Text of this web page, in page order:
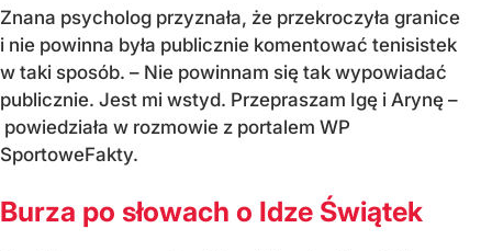
Znana psycholog przyznała, że przekroczyła granice
i nie powinna była publicznie komentować tenisistek
w taki sposób. – Nie powinnam się tak wypowiadać
publicznie. Jest mi wstyd. Przepraszam Igę i Arynę –
powiedziała w rozmowie z portalem WP
SportoweFakty.
Burza po słowach o Idze Świątek